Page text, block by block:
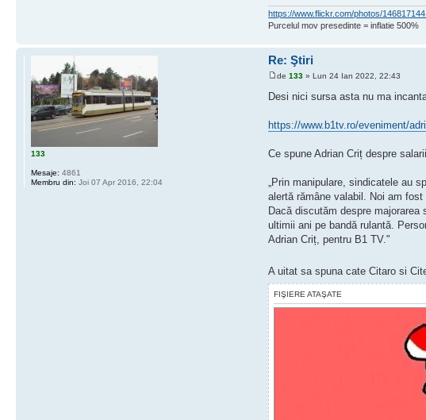
https://www.flickr.com/photos/
Purcelul mov presedinte = inflatie 500%
Re: Ştiri
de133 » Lun 24 Ian 2022, 22:43
Desi nici sursa asta nu ma
https://www.b1tv.ro/eveniment/
Ce spune Adrian Criț despre
„Prin manipulare, sindicatele au
alertă rămâne valabil. Noi am
Dacă discutăm despre
ultimii ani pe bandă rulantă.
Adrian Criț, pentru B1 TV."
A uitat sa spuna cate Citaro si
FIŞIERE ATAŞATE
133
Mesaje: 4861
Membru din: Joi 07 Apr 2016, 22:04